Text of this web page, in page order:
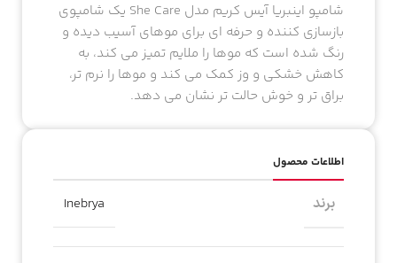
شامپو اینبریا آیس کریم مدل She Care یک شامپوی
بازسازی کننده و حرفه ای برای موهای آسیب دیده و
رنگ شده است که موها را ملایم تمیز می کند، به
کاهش خشکی و وز کمک می کند و موها را نرم تر،
براق تر و خوش حالت تر نشان می دهد.
اطلاعات محصول
برند Inebrya